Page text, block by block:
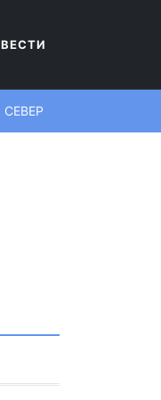
ВЕСТИ
СЕВЕР